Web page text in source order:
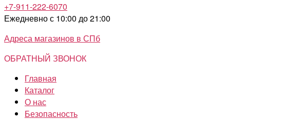
+7-911-222-6070
Ежедневно с 10:00 до 21:00
Адреса магазинов в СПб
ОБРАТНЫЙ ЗВОНОК
Главная
Каталог
О нас
Безопасность